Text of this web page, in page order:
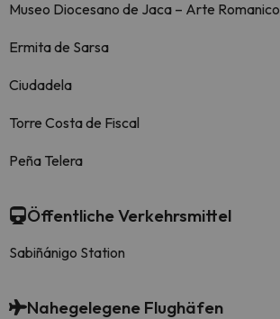
Museo Diocesano de Jaca – Arte Romanico
Ermita de Sarsa
Ciudadela
Torre Costa de Fiscal
Peña Telera
Öffentliche Verkehrsmittel
Sabiñánigo Station
Nahegelegene Flughäfen